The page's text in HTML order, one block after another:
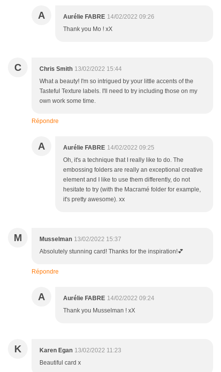
A Aurélie FABRE 14/02/2022 09:26
Thank you Mo ! xX
C Chris Smith 13/02/2022 15:44
What a beauty! I'm so intrigued by your little accents of the
Tasteful Texture labels. I'll need to try including those on my
own work some time.
Répondre
A Aurélie FABRE 14/02/2022 09:25
Oh, it's a technique that I really like to do. The
embossing folders are really an exceptional creative
element and I like to use them differently, do not
hesitate to try (with the Macramé folder for example,
it's pretty awesome). xx
M Musselman 13/02/2022 15:37
Absolutely stunning card! Thanks for the inspiration!💕
Répondre
A Aurélie FABRE 14/02/2022 09:24
Thank you Musselman ! xX
K Karen Egan 13/02/2022 11:23
Beautiful card x